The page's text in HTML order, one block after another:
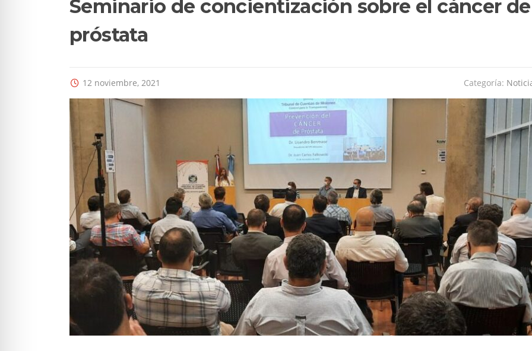
Seminario de concientización sobre el cáncer de
próstata
12 noviembre, 2021 Categoría: